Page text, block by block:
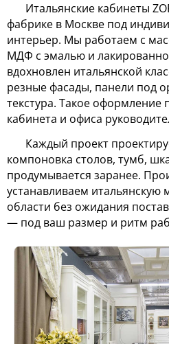
Итальянские кабинеты
фабрике в Москве под
интерьер. Мы работаем с
МДФ с эмалью и
вдохновлен итальянской
резные фасады, панели под
текстура. Такое оформление
кабинета и офиса
Каждый проект
компоновка столов, тумб,
продумывается заранее.
устанавливаем итальянскую
области без ожидания
— под ваш размер и ритм